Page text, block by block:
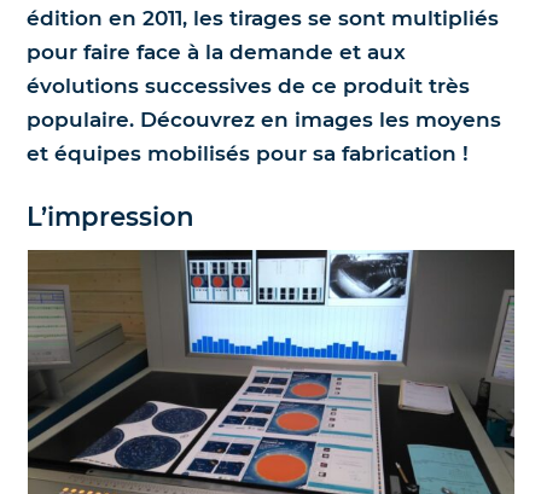
Science et exploration spatiale
Le coin des enfants
Nos jumelles pour l'astronomie
édition en 2011, les tirages se sont multipliés
pour faire face à la demande et aux
évolutions successives de ce produit très
populaire. Découvrez en images les moyens
et équipes mobilisés pour sa fabrication !
L’impression